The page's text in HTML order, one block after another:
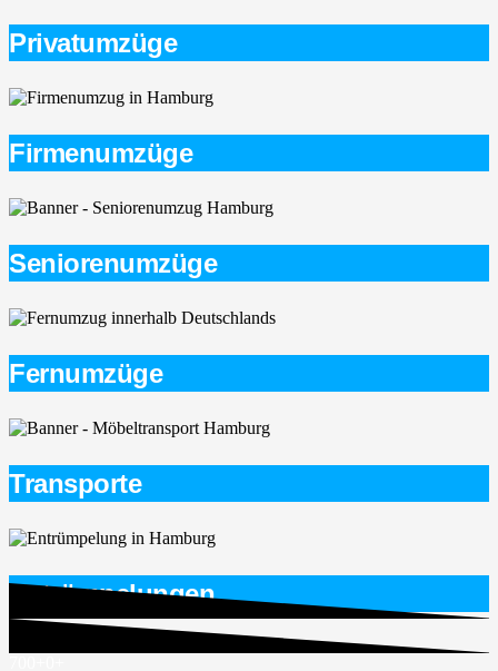
Privatumzüge
Firmenumzüge
Seniorenumzüge
Fernumzüge
Transporte
Entrümpelungen